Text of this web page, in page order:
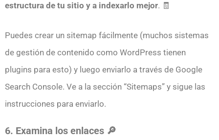
estructura de tu sitio y a indexarlo mejor. 🧾
Puedes crear un sitemap fácilmente (muchos sistemas
de gestión de contenido como WordPress tienen
plugins para esto) y luego enviarlo a través de Google
Search Console. Ve a la sección “Sitemaps” y sigue las
instrucciones para enviarlo.
6. Examina los enlaces 🔎